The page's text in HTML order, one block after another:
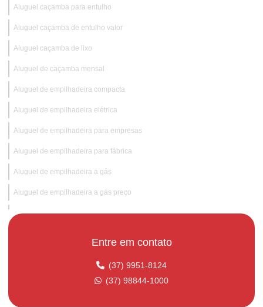
Aluguel caçamba para entulho
Aluguel caçamba de entulho valor
Aluguel caçamba de lixo
Aluguel de caçamba mensal
Aluguel de empilhadeira compacta
Aluguel de empilhadeira elétrica
Aluguel de empilhadeira para empresas
Aluguel de empilhadeira para fábrica
Aluguel de empilhadeira a gás
Aluguel de empilhadeira a gás preço
Aluguel de empilhadeira hidraulica
Entre em contato
(37) 9951-8124
(37) 98844-1000